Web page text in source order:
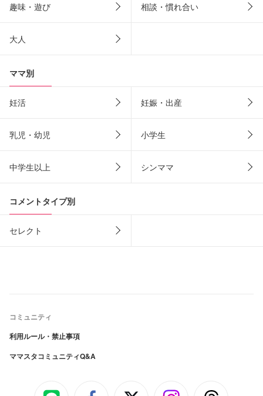
趣味・遊び 相談・慣れ合い
大人
ママ別
妊活 妊娠・出産
乳児・幼児 小学生
中学生以上 シンママ
コメントタイプ別
セレクト
コミュニティ
利用ルール・禁止事項
ママスタコミュニティQ&A